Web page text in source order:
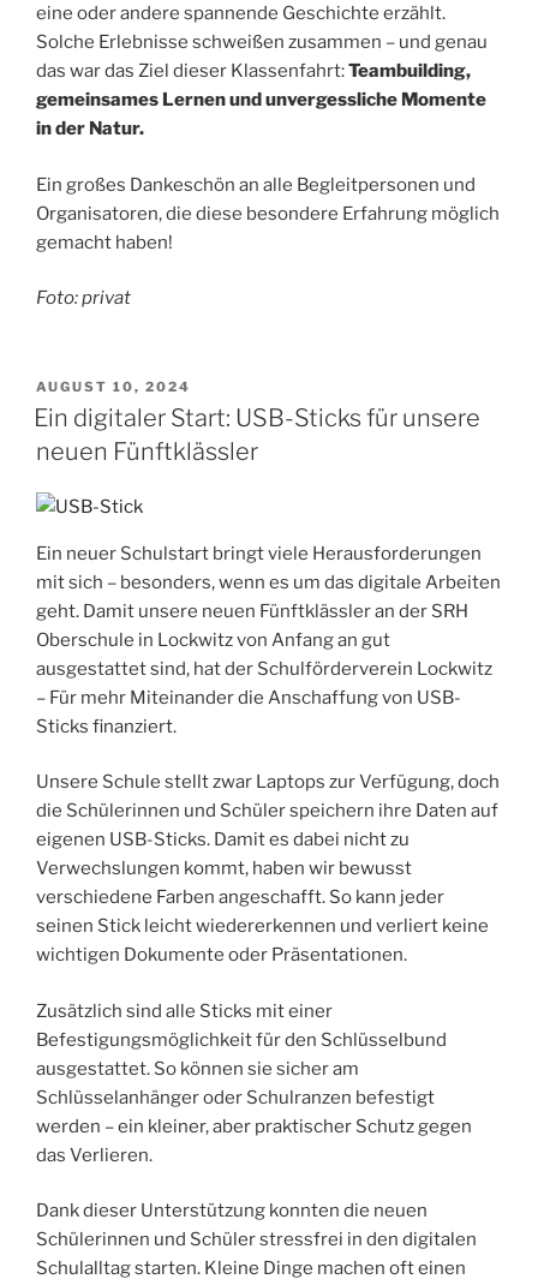
eine oder andere spannende Geschichte erzählt.
Solche Erlebnisse schweißen zusammen – und genau
das war das Ziel dieser Klassenfahrt:Teambuilding,
gemeinsames Lernen und unvergessliche Momente
in der Natur.
Ein großes Dankeschön an alle Begleitpersonen und
Organisatoren, die diese besondere Erfahrung möglich
gemacht haben!
Foto: privat
VERÖFFENTLICHT
AM
AUGUST 10, 2024
Ein digitaler Start: USB-Sticks für unsere
neuen Fünftklässler
Ein neuer Schulstart bringt viele Herausforderungen
mit sich – besonders, wenn es um das digitale Arbeiten
geht. Damit unsere neuen Fünftklässler an der SRH
Oberschule in Lockwitz von Anfang an gut
ausgestattet sind, hat der Schulförderverein Lockwitz
– Für mehr Miteinander die Anschaffung von USB-
Sticks finanziert.
Unsere Schule stellt zwar Laptops zur Verfügung, doch
die Schülerinnen und Schüler speichern ihre Daten auf
eigenen USB-Sticks. Damit es dabei nicht zu
Verwechslungen kommt, haben wir bewusst
verschiedene Farben angeschafft. So kann jeder
seinen Stick leicht wiedererkennen und verliert keine
wichtigen Dokumente oder Präsentationen.
Zusätzlich sind alle Sticks mit einer
Befestigungsmöglichkeit für den Schlüsselbund
ausgestattet. So können sie sicher am
Schlüsselanhänger oder Schulranzen befestigt
werden – ein kleiner, aber praktischer Schutz gegen
das Verlieren.
Dank dieser Unterstützung konnten die neuen
Schülerinnen und Schüler stressfrei in den digitalen
Schulalltag starten. Kleine Dinge machen oft einen